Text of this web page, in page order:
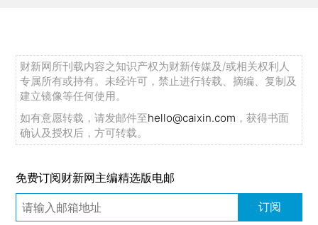
财新网所刊载内容之知识产权为财新传媒及/或相关权利人
专属所有或持有。未经许可，禁止进行转载、摘编、复制及
建立镜像等任何使用。
如有意愿转载，请发邮件至hello@caixin.com ，获得书面
确认及授权后，方可转载。
免费订阅财新网主编精选版电邮
订阅